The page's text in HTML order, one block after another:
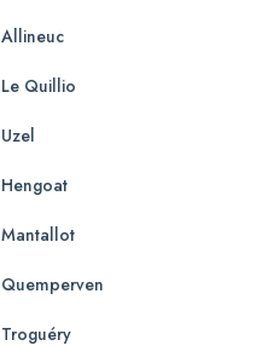
Allineuc
Le Quillio
Uzel
Hengoat
Mantallot
Quemperven
Troguéry